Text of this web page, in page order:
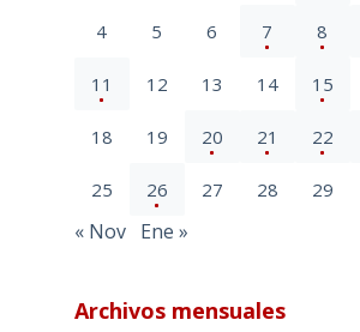
4 5 6 7 8
11 12 13 14 15
18 19 20 21 22
25 26 27 28 29
« Nov Ene »
Archivos mensuales